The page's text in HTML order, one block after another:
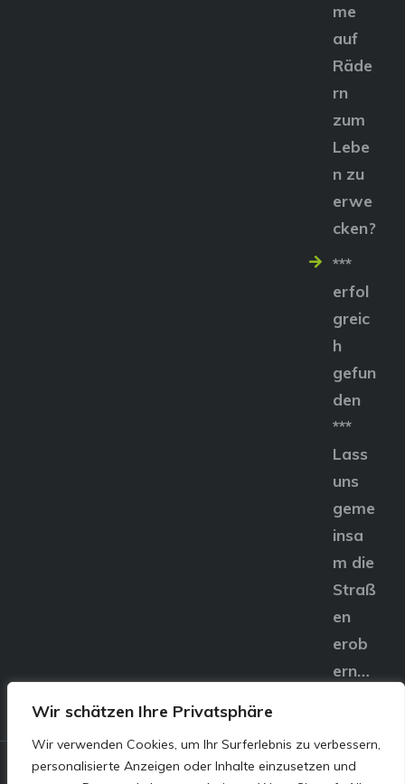
Wir schätzen Ihre Privatsphäre
Wir verwenden Cookies, um Ihr Surferlebnis zu verbessern,
personalisierte Anzeigen oder Inhalte einzusetzen und
me
auf
Räde
rn
zum
Lebe
n zu
erwe
cken?
***
erfol
greic
h
gefun
den
***
Lass
uns
geme
insa
m die
Straß
en
erob
ern…